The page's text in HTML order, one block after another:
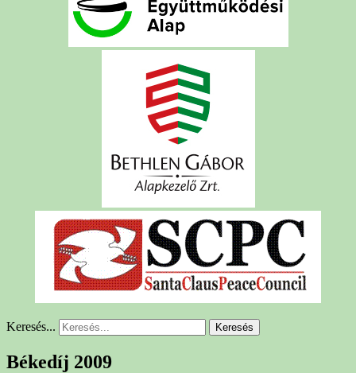
Keresés... Keresés
Békedíj 2009